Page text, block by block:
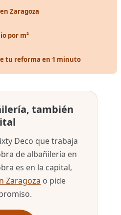
Zaragoza
por m²
tu reforma en 1 minuto
también
Deco que trabaja
de albañilería en
es en la capital,
Zaragoza o pide